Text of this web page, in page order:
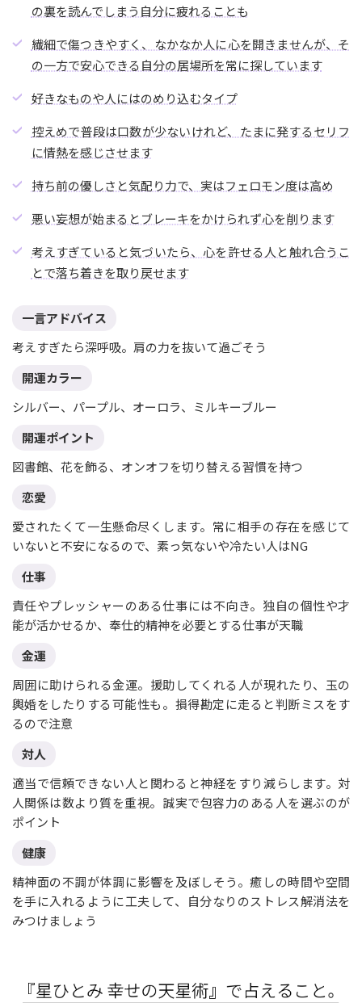
の裏を読んでしまう自分に疲れることも
繊細で傷つきやすく、なかなか人に心を開きませんが、そ
の一方で安心できる自分の居場所を常に探しています
好きなものや人にはのめり込むタイプ
控えめで普段は口数が少ないけれど、たまに発するセリフ
に情熱を感じさせます
持ち前の優しさと気配り力で、実はフェロモン度は高め
悪い妄想が始まるとブレーキをかけられず心を削ります
考えすぎていると気づいたら、心を許せる人と触れ合うこ
とで落ち着きを取り戻せます
一言アドバイス
考えすぎたら深呼吸。肩の力を抜いて過ごそう
開運カラー
シルバー、パープル、オーロラ、ミルキーブルー
開運ポイント
図書館、花を飾る、オンオフを切り替える習慣を持つ
恋愛
愛されたくて一生懸命尽くします。常に相手の存在を感じて
いないと不安になるので、素っ気ないや冷たい人はNG
仕事
責任やプレッシャーのある仕事には不向き。独自の個性や才
能が活かせるか、奉仕的精神を必要とする仕事が天職
金運
周囲に助けられる金運。援助してくれる人が現れたり、玉の
輿婚をしたりする可能性も。損得勘定に走ると判断ミスをす
るので注意
対人
適当で信頼できない人と関わると神経をすり減らします。対
人関係は数より質を重視。誠実で包容力のある人を選ぶのが
ポイント
健康
精神面の不調が体調に影響を及ぼしそう。癒しの時間や空間
を手に入れるように工夫して、自分なりのストレス解消法を
みつけましょう